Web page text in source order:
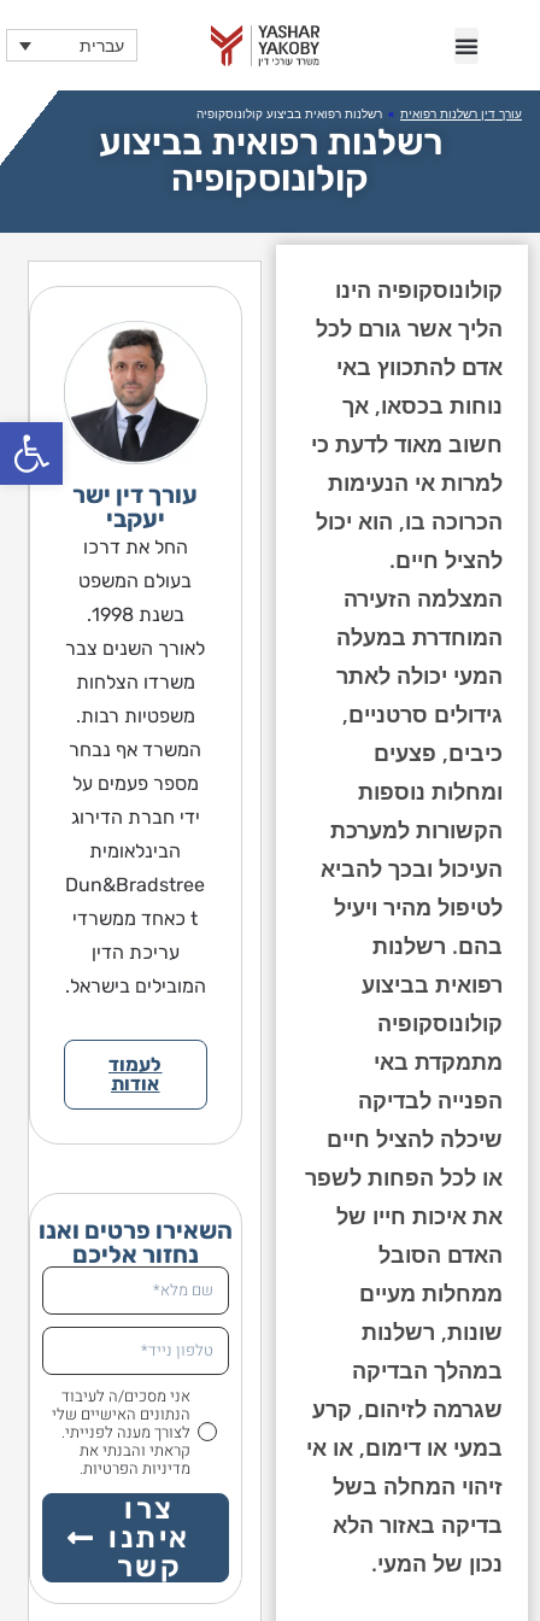
עברית
עורך דין רשלנות רפואית » רשלנות רפואית בביצוע קולונוסקופיה
רשלנות רפואית בביצוע
קולונוסקופיה
קולונוסקופיה הינו
הליך אשר גורם לכל
אדם להתכווץ באי
נוחות בכסאו, אך
חשוב מאוד לדעת כי
למרות אי הנעימות
הכרוכה בו, הוא יכול
להציל חיים.
המצלמה הזעירה
המוחדרת במעלה
המעי יכולה לאתר
גידולים סרטניים,
כיבים, פצעים
ומחלות נוספות
הקשורות למערכת
העיכול ובכך להביא
לטיפול מהיר ויעיל
בהם. רשלנות
רפואית בביצוע
קולונוסקופיה
מתמקדת באי
הפנייה לבדיקה
שיכלה להציל חיים
או לכל הפחות לשפר
את איכות חייו של
האדם הסובל
ממחלות מעיים
שונות, רשלנות
במהלך הבדיקה
שגרמה לזיהום, קרע
במעי או דימום, או אי
זיהוי המחלה בשל
בדיקה באזור הלא
נכון של המעי.
עורך דין ישר
יעקבי
החל את דרכו
בעולם המשפט
בשנת 1998.
לאורך השנים צבר
משרדו הצלחות
משפטיות רבות.
המשרד אף נבחר
מספר פעמים על
ידי חברת הדירוג
הבינלאומית
Dun&Bradstree
t כאחד ממשרדי
עריכת הדין
המובילים בישראל.
לעמוד
אודות
השאירו פרטים ואנו
נחזור אליכם
אני מסכים/ה לעיבוד
הנתונים האישיים שלי
לצורך מענה לפנייתי.
קראתי והבנתי את
מדיניות הפרטיות.
צרו
איתנו
קשר